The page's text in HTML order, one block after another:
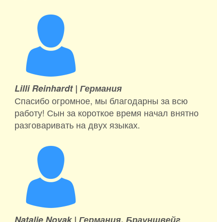
Lilli Reinhardt | Германия
Спасибо огромное, мы благодарны за всю
работу! Сын за короткое время начал внятно
разговаривать на двух языках.
Natalie Novak | Германия, Брауншвейг